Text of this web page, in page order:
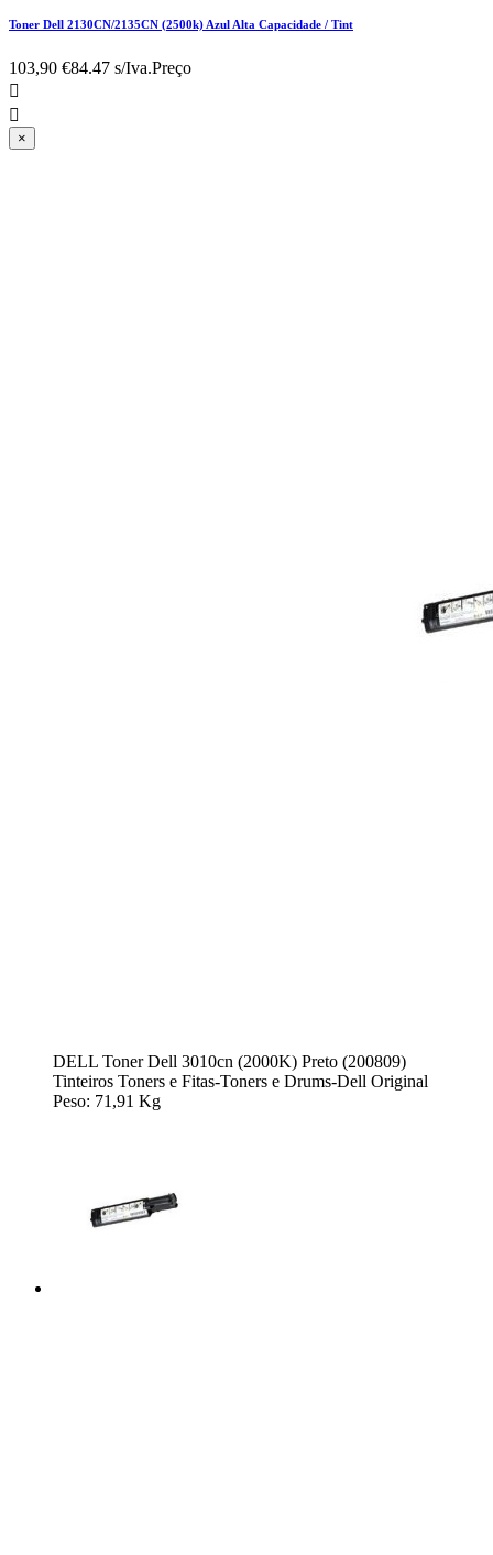
Toner Dell 2130CN/2135CN (2500k) Azul Alta Capacidade / Tint
103,90 €84.47 s/Iva.Preço


×
DELL Toner Dell 3010cn (2000K) Preto (200809)
Tinteiros Toners e Fitas-Toners e Drums-Dell Original
Peso: 71,91 Kg